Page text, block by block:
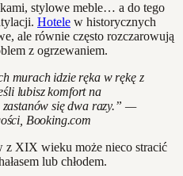
stylowe meble… a do tego
Hotele w historycznych
ale równie często rozczarowują
z ogrzewaniem.
murach idzie ręka w rękę z
lubisz komfort na
się dwa razy.” —
Booking.com
z XIX wieku może nieco stracić
lub chłodem.